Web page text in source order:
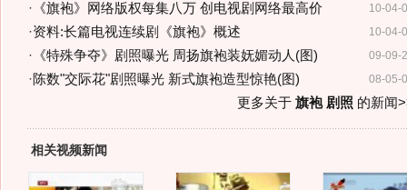
10-04-
· 《旗袍》网络版权每集八万 创电视剧网络最高价
10-04-
·资料:长篇电视连续剧《旗袍》概述
09-09-
· 《特殊争夺》剧照曝光 周扬旗袍装妩媚动人(图)
08-05-
·陈数"交际花"剧照曝光 新式旗袍造型惊艳(图)
更多关于 旗袍 剧照 的新闻
相关视频新闻